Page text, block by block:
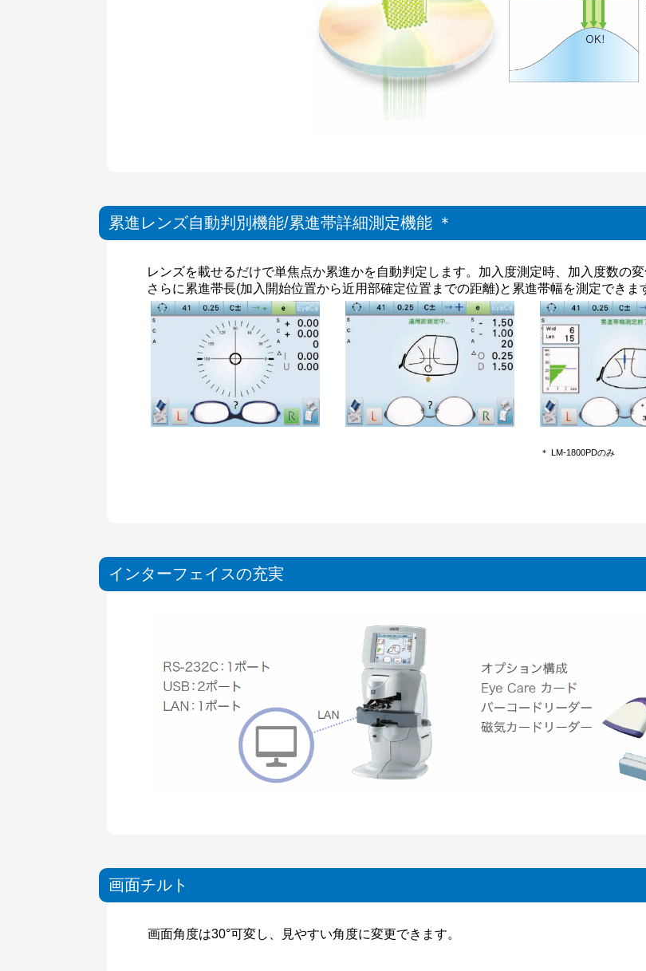
累進レンズ自動判別機能/累進帯詳細測定機能 ＊
レンズを載せるだけで単焦点か累進かを自動判定します。加入度測定時、加入度数の
さらに累進帯長(加入開始位置から近用部確定位置までの距離)と累進帯幅を測定できま
＊ LM-1800PDのみ
インターフェイスの充実
画面チルト
画面角度は30°可変し、見やすい角度に変更できます。